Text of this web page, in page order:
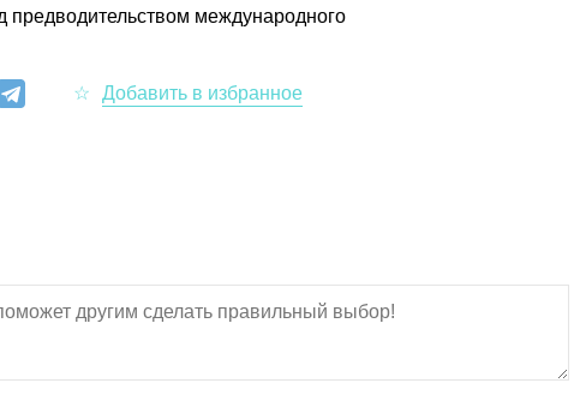
предводительством международного